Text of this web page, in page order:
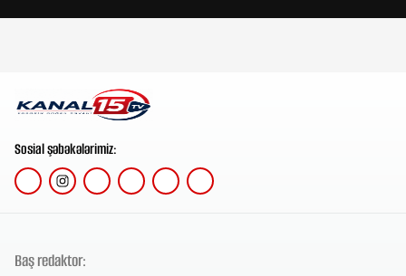
Sosial şəbəkələrimiz:
Baş redaktor: